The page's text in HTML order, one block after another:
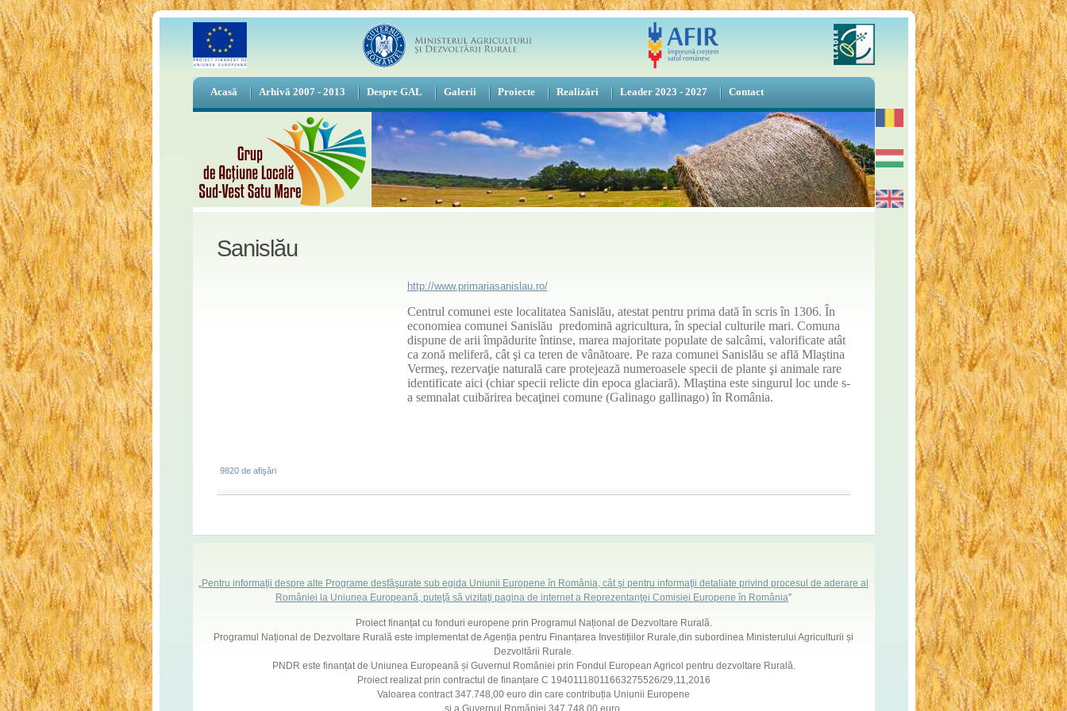
Acasă Arhivă 2007 - 2013 Despre GAL Galerii Proiecte Realizări Leader 2023 - 2027 Contact
Sanislău
http://www.primariasanislau.ro/
Centrul comunei este localitatea Sanislău, atestat pentru prima dată în scris în 1306. În
economiea comunei Sanislău predomină agricultura, în special culturile mari. Comuna
dispune de arii împădurite întinse, marea majoritate populate de salcâmi, valorificate atât
ca zonă meliferă, cât şi ca teren de vânătoare. Pe raza comunei Sanislău se află Mlaştina
Vermeş, rezervaţie naturală care protejează numeroasele specii de plante şi animale rare
identificate aici (chiar specii relicte din epoca glaciară). Mlaştina este singurul loc unde s-
a semnalat cuibărirea becaţinei comune (Galinago gallinago) în România.
9820 de afişări
„Pentru informaţii despre alte Programe desfăşurate sub egida Uniunii Europene în România, cât şi pentru informaţii detaliate privind procesul de aderare al
României la Uniunea Europeană, puteţă să vizitaţi pagina de internet a Reprezentanţei Comisiei Europene în România”
Proiect finanțat cu fonduri europene prin Programul Național de Dezvoltare Rurală.
Programul Național de Dezvoltare Rurală este implementat de Agenția pentru Finanțarea Investițiilor Rurale,din subordinea Ministerului Agriculturii și
Dezvoltării Rurale.
PNDR este finanțat de Uniunea Europeană și Guvernul Romăniei prin Fondul European Agricol pentru dezvoltare Rurală.
Proiect realizat prin contractul de finanțare C 19401118011663275526/29,11,2016
Valoarea contract 347.748,00 euro din care contribuția Uniunii Europene
și a Guvernul Romăniei 347.748,00 euro.